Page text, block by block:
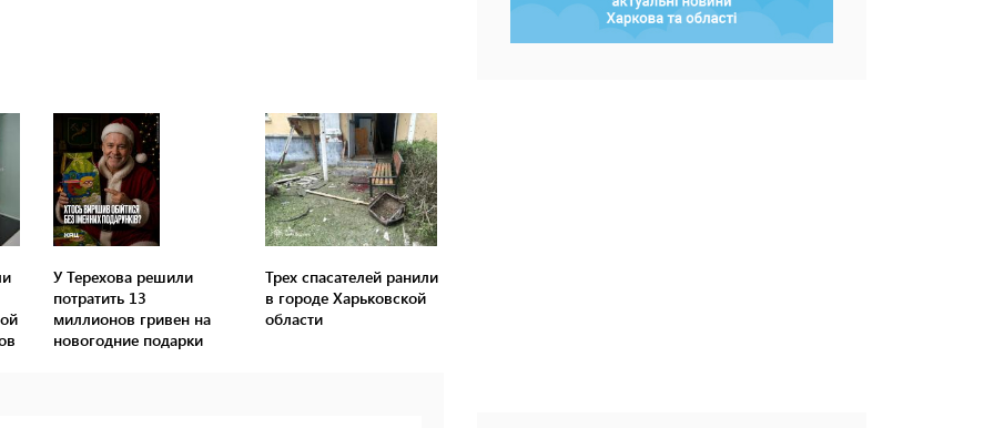
У Терехова решили
потратить 13
миллионов гривен на
новогодние подарки
Трех спасателей ранили
в городе Харьковской
области